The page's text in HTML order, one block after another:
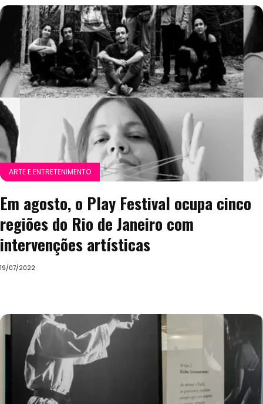
ARTE E ENTRETENIMENTO
Em agosto, o Play Festival ocupa cinco
regiões do Rio de Janeiro com
intervenções artísticas
19/07/2022